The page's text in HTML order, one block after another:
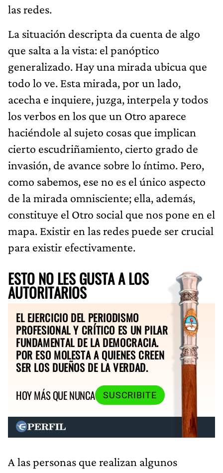
las redes.
La situación descripta da cuenta de algo
que salta a la vista: el panóptico
generalizado. Hay una mirada ubicua que
todo lo ve. Esta mirada, por un lado,
acecha e inquiere, juzga, inter­pela y todos
los verbos en los que un Otro aparece
haciéndole al sujeto cosas que implican
cierto escudriñamiento, cierto grado de
invasión, de avance sobre lo íntimo. Pero,
como sabemos, ese no es el único aspecto
de la mirada omnisciente; ella, además,
constituye el Otro social que nos pone en el
mapa. Existir en las redes puede ser crucial
para existir efectivamente.
ESTO NO LES GUSTA A LOS
AUTORITARIOS
EL EJERCICIO DEL PERIODISMO
PROFESIONAL Y CRÍTICO ES UN PILAR
FUNDAMENTAL DE LA DEMOCRACIA.
POR ESO MOLESTA A QUIENES CREEN
SER LOS DUEÑOS DE LA VERDAD.
HOY MÁS QUE NUNCA
SUSCRIBITE
A las personas que realizan algunos